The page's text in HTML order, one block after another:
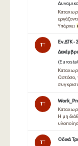
Υπάρχει
TT
Εν.ΔΤΚ -
Ωστόσο,
TT
Η μη
TT
Οδικά